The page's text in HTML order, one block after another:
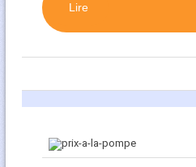
Lire